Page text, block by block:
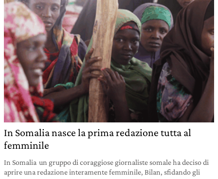
In Somalia nasce la prima redazione tutta al
femminile
In Somalia un gruppo di coraggiose giornaliste somale ha deciso di
aprire una redazione interamente femminile, Bilan, sfidando gli